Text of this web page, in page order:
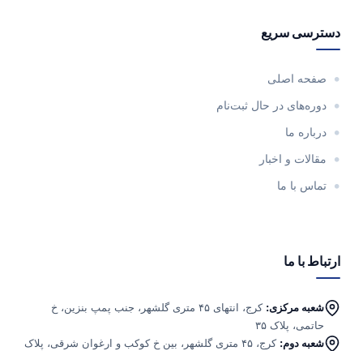
دسترسی سریع
صفحه اصلی
دوره‌های در حال ثبت‌نام
درباره ما
مقالات و اخبار
تماس با ما
ارتباط با ما
شعبه مرکزی:
کرج، انتهای ۴۵ متری گلشهر، جنب پمپ بنزین، خ
حاتمی، پلاک ۳۵
شعبه دوم:
کرج، ۴۵ متری گلشهر، بین خ کوکب و ارغوان شرقی، پلاک